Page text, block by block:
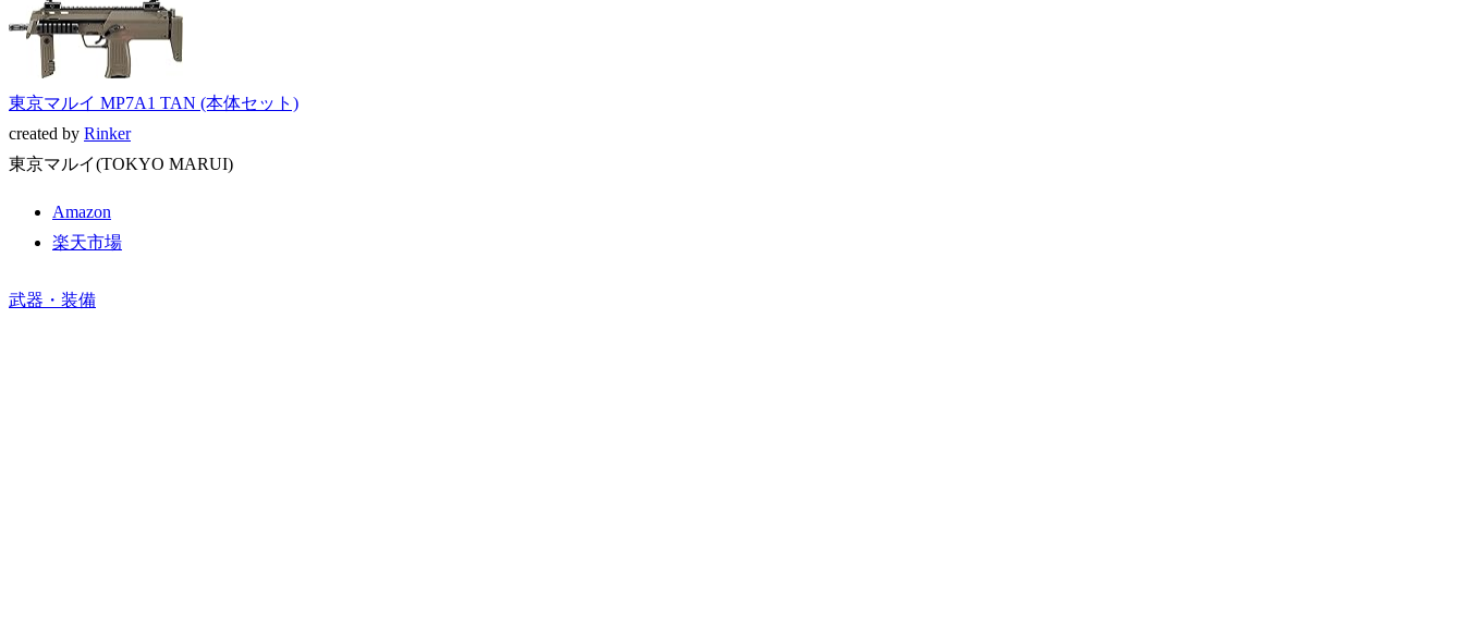
東京マルイ MP7A1 TAN (本体セット)
created by Rinker
東京マルイ(TOKYO MARUI)
Amazon
楽天市場
武器・装備